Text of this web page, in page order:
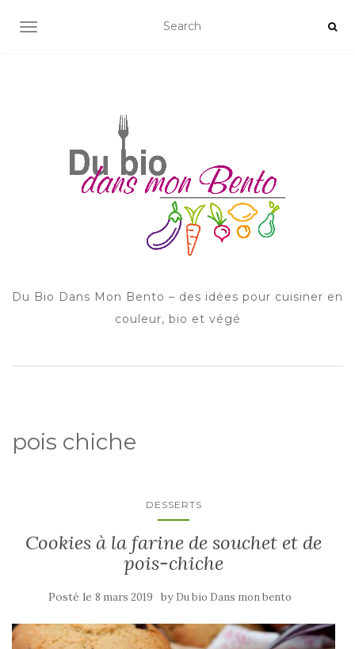
AFFICHER/MASQUER LA NAVIGATION
Du Bio Dans Mon Bento – des idées pour cuisiner en
couleur, bio et végé
pois chiche
DESSERTS
Cookies à la farine de souchet et de
pois-chiche
Posté le 8 mars 2019 by Du bio Dans mon bento